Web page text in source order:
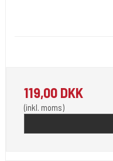
119,00 DKK
(inkl. moms)